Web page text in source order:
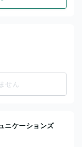
せん
ニケーションズ